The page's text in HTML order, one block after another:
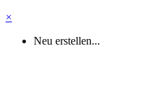
×
Neu erstellen...